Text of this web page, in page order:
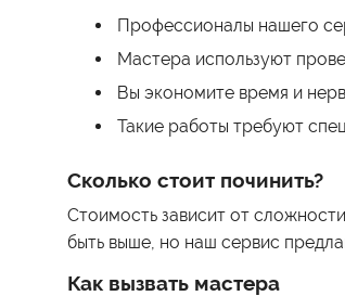
Профессионалы нашего
Мастера используют
Вы экономите время и
Такие работы требуют
Сколько стоит починить?
Стоимость зависит от
быть выше, но наш сервис
Как вызвать мастера